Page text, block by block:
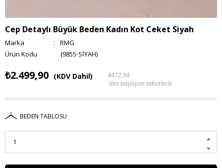
Cep Detaylı Büyük Beden Kadın Kot Ceket Siyah
Marka :
RMG
(9855-SİYAH)
₺2.499,90 (KDV Dahil)
₺472,98
'den başlayan taksitlerle
BEDEN TABLOSU